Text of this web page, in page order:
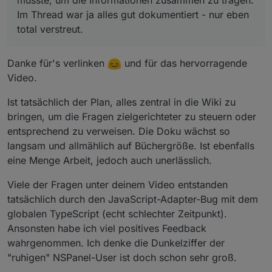
crashed ESP, HTTP Libary ist auf viel zu kleine
Dateien limitiert)
17.01.2022
Upload Protocol 1.1 mit Workaround für HTTP
Libary über Java Converter um tft files für tasmota
s-hadinger fixt bug in berry tcpclient
31.01.2022
Erste Version für HomeAssistant mit Nodered und
08.02.2022
@joBr99Erste Implementierung von Nextion
Range Header Requests und lokalem Buffer
(funktioniert nur mit -nspanel tasmota build uns
PSRAM Support)
12.02.2022
peepshow-21 Implementierung von Nextion
Upload Protocol 1.2 mit vollständigem Download
und "streaming" zum Nextion Screen während
Im Thread war ja alles gut dokumentiert - nur eben
total verstreut.
Danke für's verlinken
und für das hervorragende
Video.
Ist tatsächlich der Plan, alles zentral in die Wiki zu
bringen, um die Fragen zielgerichteter zu steuern oder
entsprechend zu verweisen. Die Doku wächst so
langsam und allmählich auf Büchergröße. Ist ebenfalls
eine Menge Arbeit, jedoch auch unerlässlich.
Viele der Fragen unter deinem Video entstanden
tatsächlich durch den JavaScript-Adapter-Bug mit dem
globalen TypeScript (echt schlechter Zeitpunkt).
Ansonsten habe ich viel positives Feedback
wahrgenommen. Ich denke die Dunkelziffer der
"ruhigen" NSPanel-User ist doch schon sehr groß.